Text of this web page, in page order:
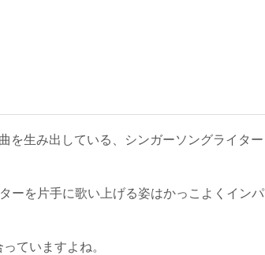
を生み出している、シンガーソングライター
ーを片手に歌い上げる姿はかっこよくインパ
ていますよね。